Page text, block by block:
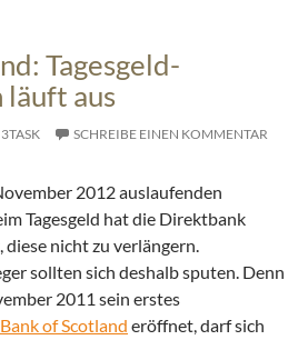
Tagesgeld-
aus
3TASK SCHREIBE EINEN KOMMENTAR
2012 auslaufenden
Tagesgeld hat die Direktbank
nicht zu verlängern.
sollten sich deshalb sputen. Denn
2011 sein erstes
of Scotland eröffnet, darf sich